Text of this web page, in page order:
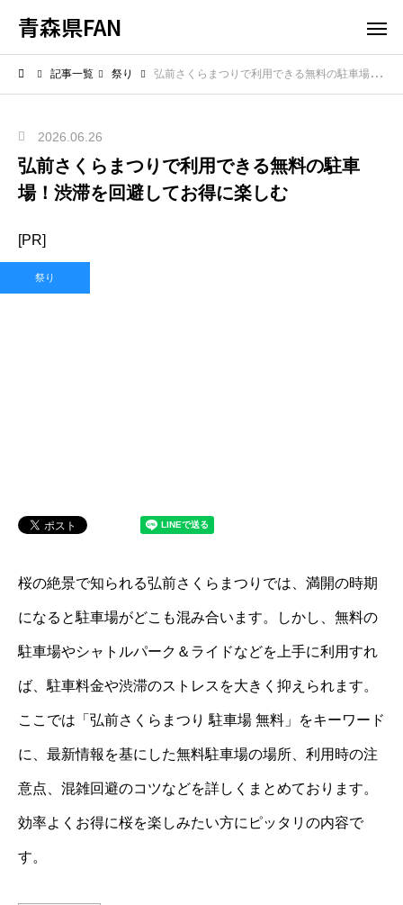
青森県FAN
記事一覧 祭り 弘前さくらまつりで利用できる無料の駐車場！渋滞を回避してお得に楽しむ
2026.06.26
弘前さくらまつりで利用できる無料の駐車
場！渋滞を回避してお得に楽しむ
[PR]
祭り
桜の絶景で知られる弘前さくらまつりでは、満開の時期
になると駐車場がどこも混み合います。しかし、無料の
駐車場やシャトルパーク＆ライドなどを上手に利用すれ
ば、駐車料金や渋滞のストレスを大きく抑えられます。
ここでは「弘前さくらまつり 駐車場 無料」をキーワード
に、最新情報を基にした無料駐車場の場所、利用時の注
意点、混雑回避のコツなどを詳しくまとめております。
効率よくお得に桜を楽しみたい方にピッタリの内容で
す。